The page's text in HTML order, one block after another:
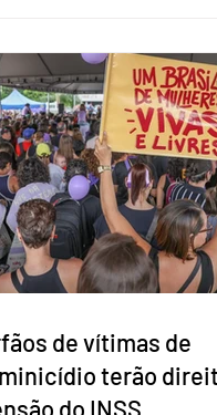
eleitoral do país.
o encontro ocorrerá
e dará continuidade às
voltadas à
Nela, o
ministro Kássio Nunes
a explic
de vítimas de
terão
do INSS